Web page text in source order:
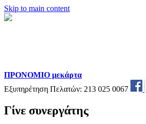
Skip to main content
ΠΡΟΝΟΜΙΟ μεκάρτα
Εξυπηρέτηση Πελατών: 213 025 0067
Γίνε συνεργάτης